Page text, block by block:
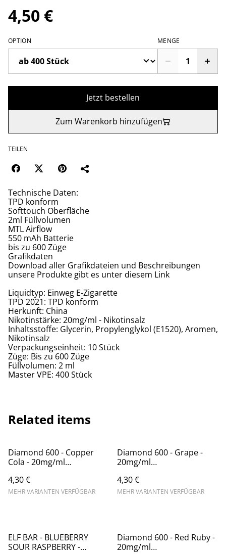
4,50 €
OPTION MENGE
Jetzt bestellen
Zum Warenkorb hinzufügen
TEILEN
Technische Daten:
TPD konform
Softtouch Oberfläche
2ml Füllvolumen
MTL Airflow
550 mAh Batterie
bis zu 600 Züge
Grafikdaten
Download aller Grafikdateien und Beschreibungen
unsere Produkte gibt es unter diesem Link
Liquidtyp: Einweg E-Zigarette
TPD 2021: TPD konform
Herkunft: China
Nikotinstärke: 20mg/ml - Nikotinsalz
Inhaltsstoffe: Glycerin, Propylenglykol (E1520), Aromen,
Nikotinsalz
Verpackungseinheit: 10 Stück
Züge: Bis zu 600 Züge
Füllvolumen: 2 ml
Master VPE: 400 Stück
Related items
Diamond 600 - Copper
Cola - 20mg/ml
Steuerware
4,30 €
MEHR VARIANTEN VERFÜGBAR
Diamond 600 - Grape -
20mg/ml
Steuerware
4,30 €
MEHR VARIANTEN VERFÜGBAR
ELF BAR - BLUEBERRY
SOUR RASPBERRY -
Diamond 600 - Red Ruby -
20mg/ml